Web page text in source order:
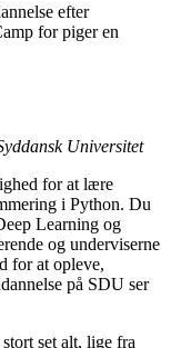
efter
for piger en
Universitet
for at lære
i Python. Du
Learning og
og underviserne
for at opleve,
på SDU ser
set alt, lige fra